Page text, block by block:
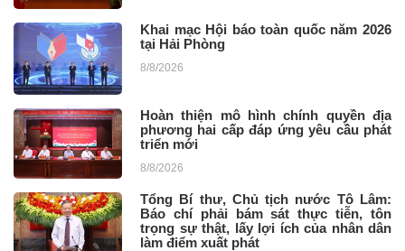
Khai mạc Hội báo toàn quốc năm 2026
tại Hải Phòng
8/8/2026
Hoàn thiện mô hình chính quyền địa
phương hai cấp đáp ứng yêu cầu phát
triển mới
8/8/2026
Tổng Bí thư, Chủ tịch nước Tô Lâm:
Báo chí phải bám sát thực tiễn, tôn
trọng sự thật, lấy lợi ích của nhân dân
làm điểm xuất phát